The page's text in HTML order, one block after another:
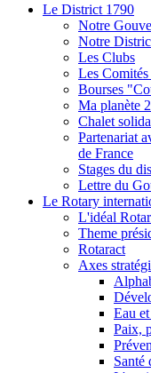
Le District 1790
Notre
Notre
Les Clubs
Les
Bourses
Ma planète
Chalet
Partenariat
de France
Stages du
Lettre du
Le Rotary
L'idéal
Theme
Rotaract
Axes
Eau
Paix,
Santé